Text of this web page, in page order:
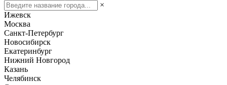
×
Ижевск
Москва
Санкт-Петербург
Новосибирск
Екатеринбург
Нижний Новгород
Казань
Челябинск